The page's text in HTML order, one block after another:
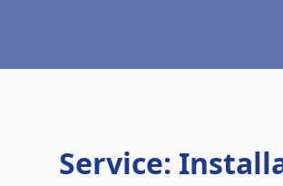
Service: